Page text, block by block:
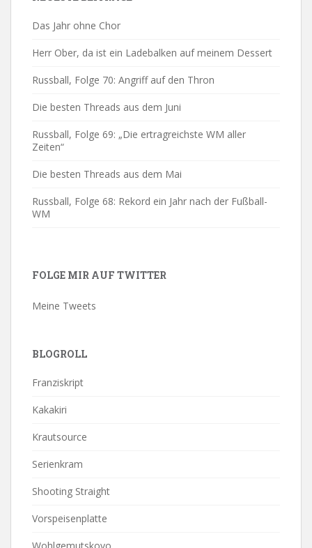
Das Jahr ohne Chor
Herr Ober, da ist ein Ladebalken auf meinem Dessert
Russball, Folge 70: Angriff auf den Thron
Die besten Threads aus dem Juni
Russball, Folge 69: „Die ertragreichste WM aller
Zeiten“
Die besten Threads aus dem Mai
Russball, Folge 68: Rekord ein Jahr nach der Fußball-
WM
FOLGE MIR AUF TWITTER
Meine Tweets
BLOGROLL
Franziskript
Kakakiri
Krautsource
Serienkram
Shooting Straight
Vorspeisenplatte
Wohlgemutskovo